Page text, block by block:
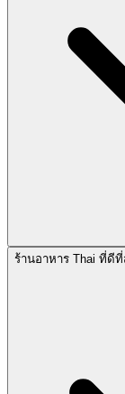
ร้านอาหาร Thai ที่ดีที่